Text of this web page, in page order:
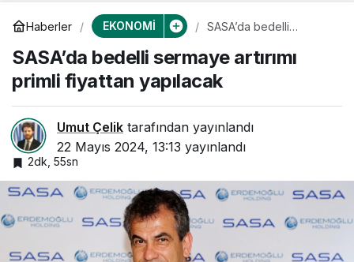
Haberler EKONOMİ
SASA’da bedelli
fiyattan yapılacak
SASA’da bedelli sermaye artırımı
primli fiyattan yapılacak
Umut Çelik tarafından yayınlandı
22 Mayıs 2024, 13:13 yayınlandı
2dk, 55sn